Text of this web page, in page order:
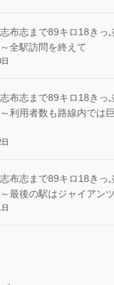
布志まで89キロ18きっ
全駅訪問を終えて
布志まで89キロ18きっ
利用者数も路線内では
布志まで89キロ18きっ
最後の駅はジャイアン